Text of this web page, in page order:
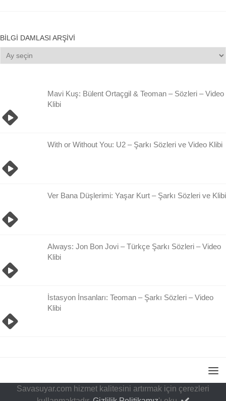
BILGI DAMLASI ARŞIVI
Bilgi
Damlası
Mavi Kuş: Bülent Ortaçgil & Teoman – Sözleri – Video
Klibi
With or Without You: U2 – Şarkı Sözleri ve Video Klibi
Ver Bana Düşlerimi: Yaşar Kurt – Şarkı Sözleri ve Klibi
Always: Jon Bon Jovi – Türkçe Şarkı Sözleri – Video
Klibi
İstasyon İnsanları: Teoman – Şarkı Sözleri – Video
Klibi
Savasuyar.com hizmet kalitesini artırmak için çerezleri